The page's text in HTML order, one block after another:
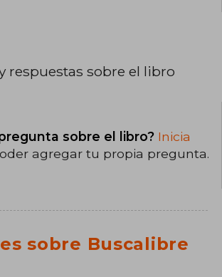
respuestas sobre el libro
sobre el libro? Inicia
agregar tu propia pregunta.
sobre Buscalibre